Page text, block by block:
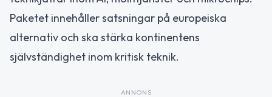
Paketet innehåller satsningar på europeiska
alternativ och ska stärka kontinentens
självständighet inom kritisk teknik.
ANNONS